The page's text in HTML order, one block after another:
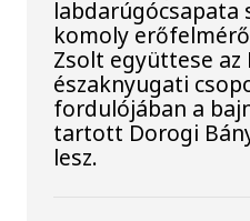
labdarúgócsapata
komoly
Zsolt együttese az
északnyugati
fordulójában a
tartott Dorogi
lesz.